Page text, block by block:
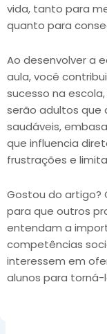
vida, tanto para
quanto para
Ao desenvolver a
aula, você
sucesso na
serão adultos que
saudáveis,
que influencia
frustrações e
Gostou do artigo?
para que outros
entendam a
competências
interessem em
alunos para torná-